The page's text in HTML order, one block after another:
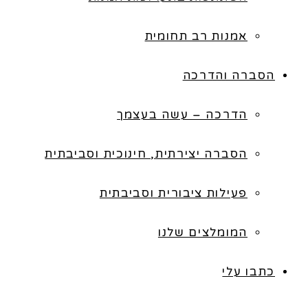
אמנות רב תחומית
הסברה והדרכה
הדרכה – עשה בעצמך
הסברה יצירתית, חינוכית וסביבתית
פעילות ציבורית וסביבתית
המומלצים שלנו
כתבו עלי